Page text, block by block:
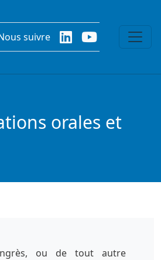
suivre
orales et
ou de tout autre